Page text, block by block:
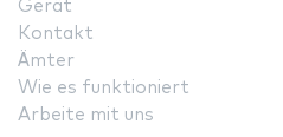
Gerät
Kontakt
Ämter
Wie es funktioniert
Arbeite mit uns